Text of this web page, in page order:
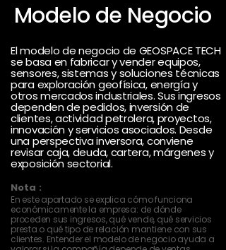
Modelo de Negocio
El modelo de negocio de GEOSPACE TECH
se basa en fabricar y vender equipos,
sensores, sistemas y soluciones técnicas
para exploración geofísica, energía y
otros mercados industriales. Sus ingresos
dependen de pedidos, inversión de
clientes, actividad petrolera, proyectos,
innovación y servicios asociados. Desde
una perspectiva inversora, conviene
revisar caja, deuda, cartera, márgenes y
exposición sectorial.
Nota :
En este apartado se explica cómo funciona
económicamente la empresa: de dónde
proceden sus ingresos, qué vende, qué servicios
presta o qué tipo de relación mantiene con sus
clientes. Entender el modelo de negocio ayuda a